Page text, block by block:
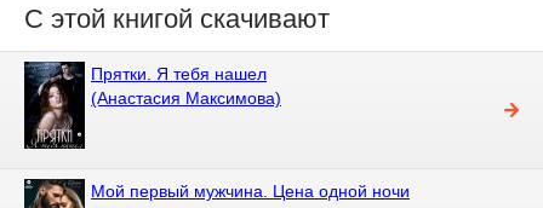
С этой книгой скачивают
Прятки. Я тебя нашел
(Анастасия Максимова)
Мой первый мужчина. Цена одной ночи